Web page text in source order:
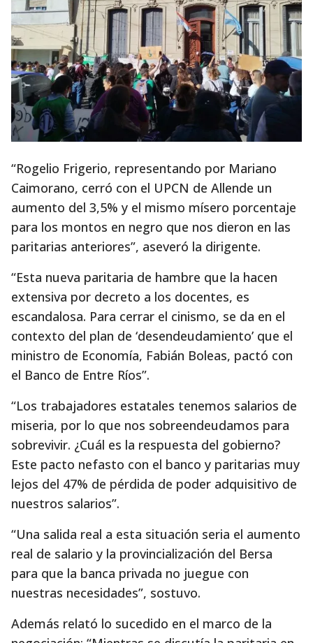
“Rogelio Frigerio, representando por Mariano
Caimorano, cerró con el UPCN de Allende un
aumento del 3,5% y el mismo mísero porcentaje
para los montos en negro que nos dieron en las
paritarias anteriores”, aseveró la dirigente.
“Esta nueva paritaria de hambre que la hacen
extensiva por decreto a los docentes, es
escandalosa. Para cerrar el cinismo, se da en el
contexto del plan de ‘desendeudamiento’ que el
ministro de Economía, Fabián Boleas, pactó con
el Banco de Entre Ríos”.
“Los trabajadores estatales tenemos salarios de
miseria, por lo que nos sobreendeudamos para
sobrevivir. ¿Cuál es la respuesta del gobierno?
Este pacto nefasto con el banco y paritarias muy
lejos del 47% de pérdida de poder adquisitivo de
nuestros salarios”.
“Una salida real a esta situación seria el aumento
real de salario y la provincialización del Bersa
para que la banca privada no juegue con
nuestras necesidades”, sostuvo.
Además relató lo sucedido en el marco de la